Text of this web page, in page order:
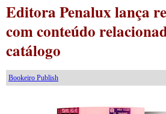
Editora Penalux lança
com conteúdo
catálogo
Bookeiro Publish